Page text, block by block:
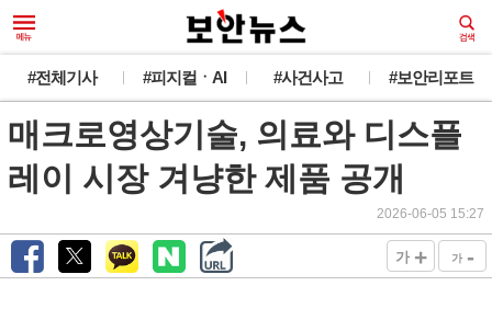
#전체기사 #피지컬ㆍAI #사건사고 #보안리포트
매크로영상기술, 의료와 디스플
레이 시장 겨냥한 제품 공개
2026-06-05 15:27
가 + 가 -